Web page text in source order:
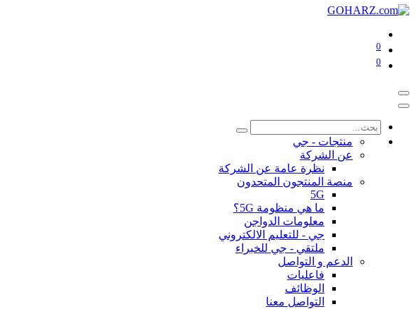
0
0
منتجات - جي
عن الشركة
نظرة عامة عن الشركة
منصة المنتجون المتحدون
5G
ما هي منظومة 5G؟
معلومات الدواجن
جي - للتعليم الالكتروني
ملتقي - جي للخبراء
الدعم و التواصل
فاعليات
الوظائف
التواصل معنا